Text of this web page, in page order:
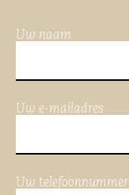
Uw naam
Uw e-mailadres
Uw telefoonnummer